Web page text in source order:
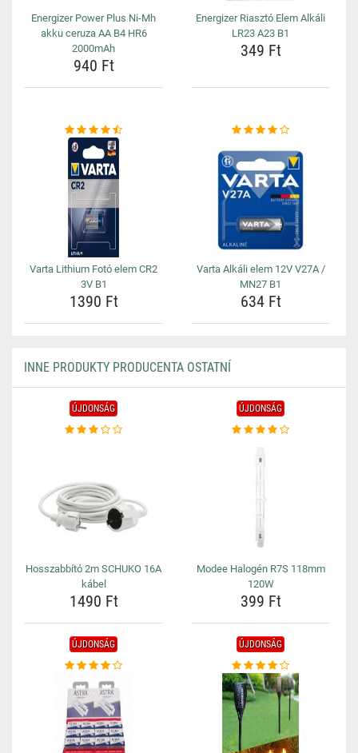
Energizer Power Plus Ni-Mh
akku ceruza AA B4 HR6
2000mAh
940 Ft
Energizer Riasztó Elem Alkáli
LR23 A23 B1
349 Ft
Varta Lithium Fotó elem CR2
3V B1
1390 Ft
Varta Alkáli elem 12V V27A /
MN27 B1
634 Ft
INNE PRODUKTY PRODUCENTA OSTATNÍ
ÚJDONSÁG
Hosszabbító 2m SCHUKO 16A
kábel
1490 Ft
ÚJDONSÁG
Modee Halogén R7S 118mm
120W
399 Ft
ÚJDONSÁG ÚJDONSÁG